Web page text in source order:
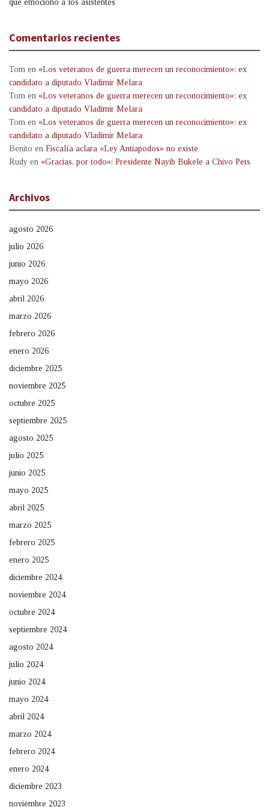
que emocionó a los asistentes
Comentarios recientes
Tom en «Los veteranos de guerra merecen un reconocimiento»: ex
candidato a diputado Vladimir Melara
Tom en «Los veteranos de guerra merecen un reconocimiento»: ex
candidato a diputado Vladimir Melara
Tom en «Los veteranos de guerra merecen un reconocimiento»: ex
candidato a diputado Vladimir Melara
Benito en Fiscalía aclara «Ley Antiapodos» no existe
Rudy en «Gracias, por todo»: Presidente Nayib Bukele a Chivo Pets
Archivos
agosto 2026
julio 2026
junio 2026
mayo 2026
abril 2026
marzo 2026
febrero 2026
enero 2026
diciembre 2025
noviembre 2025
octubre 2025
septiembre 2025
agosto 2025
julio 2025
junio 2025
mayo 2025
abril 2025
marzo 2025
febrero 2025
enero 2025
diciembre 2024
noviembre 2024
octubre 2024
septiembre 2024
agosto 2024
julio 2024
junio 2024
mayo 2024
abril 2024
marzo 2024
febrero 2024
enero 2024
diciembre 2023
noviembre 2023